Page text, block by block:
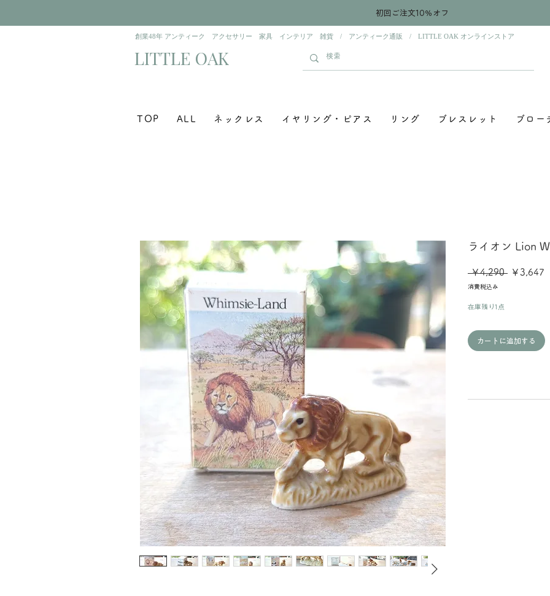
初回ご注文10％オフ
​創業48年 アンティーク アクセサリー 家具 インテリア 雑貨 / アンティーク通販 / LITTLE OAK オンラインストア
​LITTLE OAK
TOP ALL ネックレス イヤリング・ピアス リング ブレスレット ブロー
ライオン Lion
￥4,290 通￥3,647
消費税込み
在庫残り1点
カートに追加する